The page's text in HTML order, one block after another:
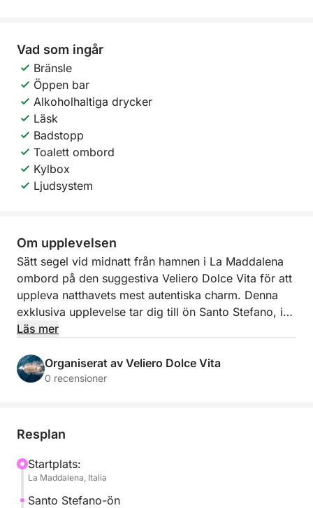
Vad som ingår
Bränsle
Öppen bar
Alkoholhaltiga drycker
Läsk
Badstopp
Toalett ombord
Kylbox
Ljudsystem
Om upplevelsen
Sätt segel vid midnatt från hamnen i La Maddalena
ombord på den suggestiva Veliero Dolce Vita för att
uppleva natthavets mest autentiska charm. Denna
exklusiva upplevelse tar dig till ön Santo Stefano, i
en avslappnad men också livlig atmosfär, utformad
sällskap under stjärnorna.
musik ombord, tack vare den tillgängliga stereon för
vill dansa på altanen, skåla med vänner eller bara
njuta av nattens tystnad, blir varje ögonblick ett unikt
minne.
Läs mer
Organiserat av Veliero Dolce Vita
0 recensioner
Resplan
Startplats:
La Maddalena, Italia
Santo Stefano-ön